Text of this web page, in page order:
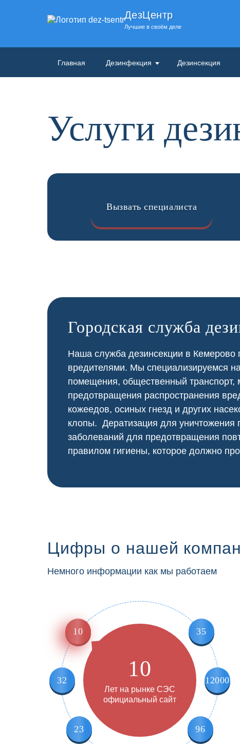
ДезЦентр
Лучшие в своём деле
Главная Дезинфекция Дезинсекция
Услуги
Вызвать специалиста
Городская служба
Наша служба дезинсекции в Кемерово
вредителями. Мы специализируемся
помещения, общественный транспорт,
предотвращения распространения
кожеедов, осиных гнезд и других
клопы. Дератизация для
заболеваний для предотвращения
правилом гигиены, которое должно
Цифры о нашей
Немного информации как мы работаем
10 35
12000
96
23
32 10
Лет на рынке СЭС
официальный сайт